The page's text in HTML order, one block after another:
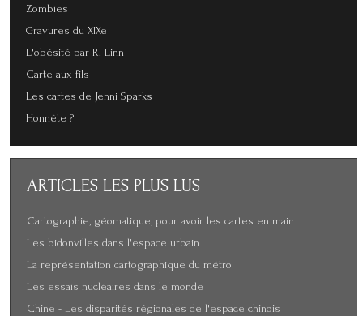
Zombies
Gravures du XIXe
L'obésité par R. Linn
Carte aux fils
Les cartes de Jenni Sparks
Honnête ?
ARTICLES LES PLUS LUS
Cartographie, géomatique, pour avoir les cartes en main
Les bidonvilles dans l'espace urbain
La représentation cartographique du métro
Les essais nucléaires dans le monde
Chine - Les disparités régionales de l'espace chinois